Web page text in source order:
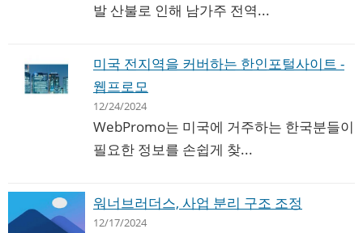
발 산불로 인해 남가주 전역...
미국 전지역을 커버하는 한인포털사이트 -
웹프로모
12/24/2024
WebPromo는 미국에 거주하는 한국분들이
필요한 정보를 손쉽게 찾...
워너브러더스, 사업 분리 구조 조정
12/17/2024